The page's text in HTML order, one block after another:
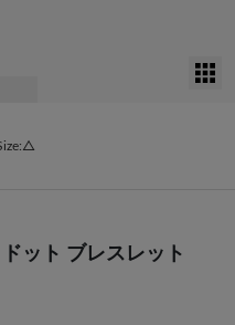
ット ブレスレット